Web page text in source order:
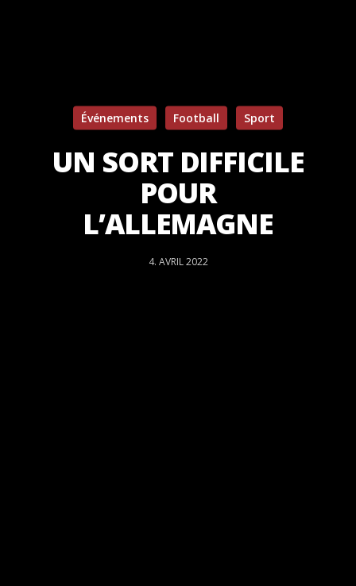
Événements Football Sport
UN SORT DIFFICILE
POUR
L’ALLEMAGNE
4. AVRIL 2022